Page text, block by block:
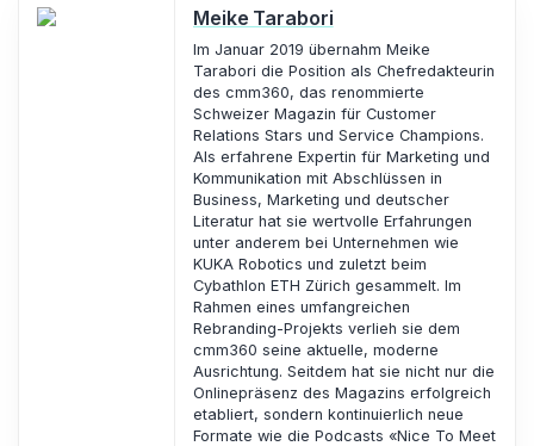
Meike Tarabori
Im Januar 2019 übernahm Meike
Tarabori die Position als Chefredakteurin
des cmm360, das renommierte
Schweizer Magazin für Customer
Relations Stars und Service Champions.
Als erfahrene Expertin für Marketing und
Kommunikation mit Abschlüssen in
Business, Marketing und deutscher
Literatur hat sie wertvolle Erfahrungen
unter anderem bei Unternehmen wie
KUKA Robotics und zuletzt beim
Cybathlon ETH Zürich gesammelt. Im
Rahmen eines umfangreichen
Rebranding-Projekts verlieh sie dem
cmm360 seine aktuelle, moderne
Ausrichtung. Seitdem hat sie nicht nur die
Onlinepräsenz des Magazins erfolgreich
etabliert, sondern kontinuierlich neue
Formate wie die Podcasts «Nice To Meet